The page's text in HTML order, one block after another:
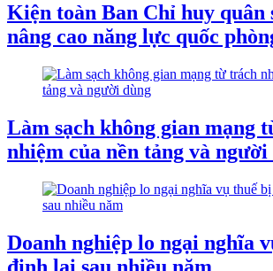
Kiện toàn Ban Chỉ huy quân
nâng cao năng lực quốc
Làm sạch không gian mạng
nhiệm của nền tảng và người
Doanh nghiệp lo ngại nghĩa